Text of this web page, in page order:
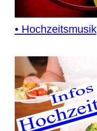
• Hochzeitsmusik